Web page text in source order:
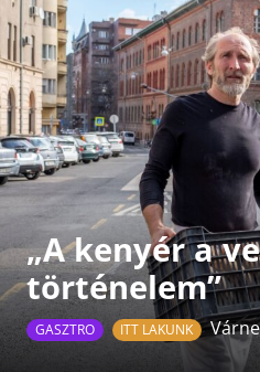
„A kenyér a
történelem”
GASZTRO ITT LAKUNK